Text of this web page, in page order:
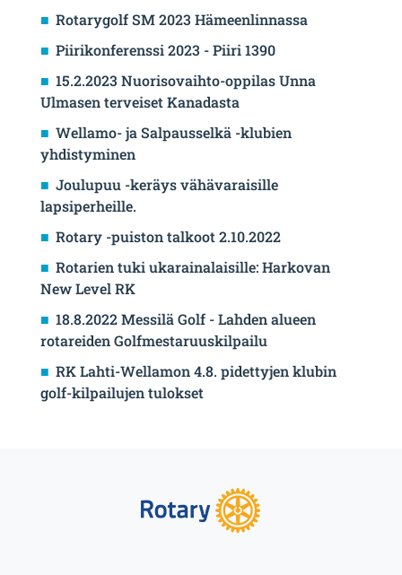
Rotarygolf SM 2023 Hämeenlinnassa
Piirikonferenssi 2023 - Piiri 1390
15.2.2023 Nuorisovaihto-oppilas Unna
Ulmasen terveiset Kanadasta
Wellamo- ja Salpausselkä -klubien
yhdistyminen
Joulupuu -keräys vähävaraisille
lapsiperheille.
Rotary -puiston talkoot 2.10.2022
Rotarien tuki ukarainalaisille: Harkovan
New Level RK
18.8.2022 Messilä Golf - Lahden alueen
rotareiden Golfmestaruuskilpailu
RK Lahti-Wellamon 4.8. pidettyjen klubin
golf-kilpailujen tulokset